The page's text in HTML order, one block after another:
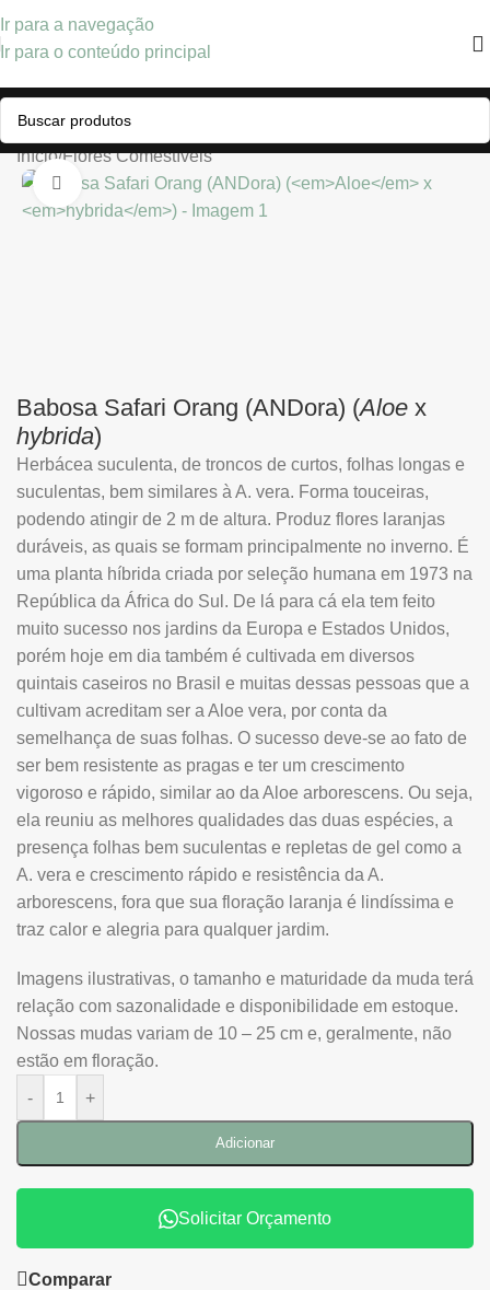
Ir para a navegação
Ir para o conteúdo principal
Início/Flores Comestíveis
Clique para ampliar
Babosa Safari Orang (ANDora) (Aloe x
hybrida)
Herbácea suculenta, de troncos de curtos, folhas longas e
suculentas, bem similares à A. vera. Forma touceiras,
podendo atingir de 2 m de altura. Produz flores laranjas
duráveis, as quais se formam principalmente no inverno. É
uma planta híbrida criada por seleção humana em 1973 na
República da África do Sul. De lá para cá ela tem feito
muito sucesso nos jardins da Europa e Estados Unidos,
porém hoje em dia também é cultivada em diversos
quintais caseiros no Brasil e muitas dessas pessoas que a
cultivam acreditam ser a Aloe vera, por conta da
semelhança de suas folhas. O sucesso deve-se ao fato de
ser bem resistente as pragas e ter um crescimento
vigoroso e rápido, similar ao da Aloe arborescens. Ou seja,
ela reuniu as melhores qualidades das duas espécies, a
presença folhas bem suculentas e repletas de gel como a
A. vera e crescimento rápido e resistência da A.
arborescens, fora que sua floração laranja é lindíssima e
traz calor e alegria para qualquer jardim.
Imagens ilustrativas, o tamanho e maturidade da muda terá
relação com sazonalidade e disponibilidade em estoque.
Nossas mudas variam de 10 – 25 cm e, geralmente, não
estão em floração.
-
+
Adicionar
Solicitar Orçamento
Comparar